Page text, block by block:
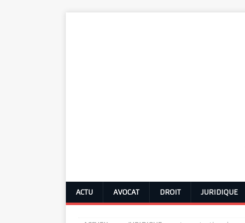
ACTU AVOCAT DROIT JURIDIQUE